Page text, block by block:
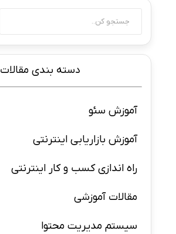
دسته بندی مقالات
آموزش سئو
آموزش بازاریابی اینترنتی
راه اندازی کسب و کار اینترنتی
مقالات آموزشی
سیستم مدیریت محتوا